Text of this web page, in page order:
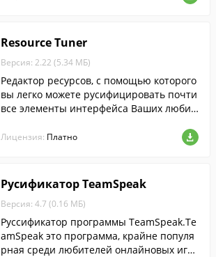
Resource Tuner
Версия: 2.22 (5.34 МБ)
Редактор ресурсов, с помощью которого
вы легко можете русифицировать почти
все элементы интерфейса Ваших любим
из них иконки и другую графику.
Лицензия: Платно
Русификатор TeamSpeak
Версия: 4.7 (0.16 МБ)
Руссификатор программы TeamSpeak.Te
amSpeak это программа, крайне популя
рная среди любителей онлайновых игр